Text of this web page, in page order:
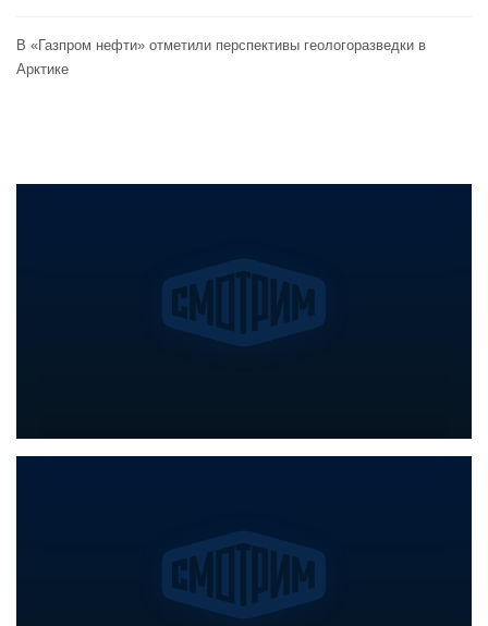
В «Газпром нефти» отметили перспективы геологоразведки в
Арктике